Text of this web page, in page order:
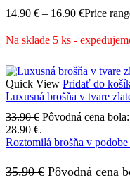
14.90 € – 16.90 €Price
Na sklade 5 ks -
Quick View Pridať do
Luxusná brošňa v tvare
33.90€ Pôvodná cena
28.90 €.
Roztomilá brošňa v podobe
35.90€ Pôvodná cena